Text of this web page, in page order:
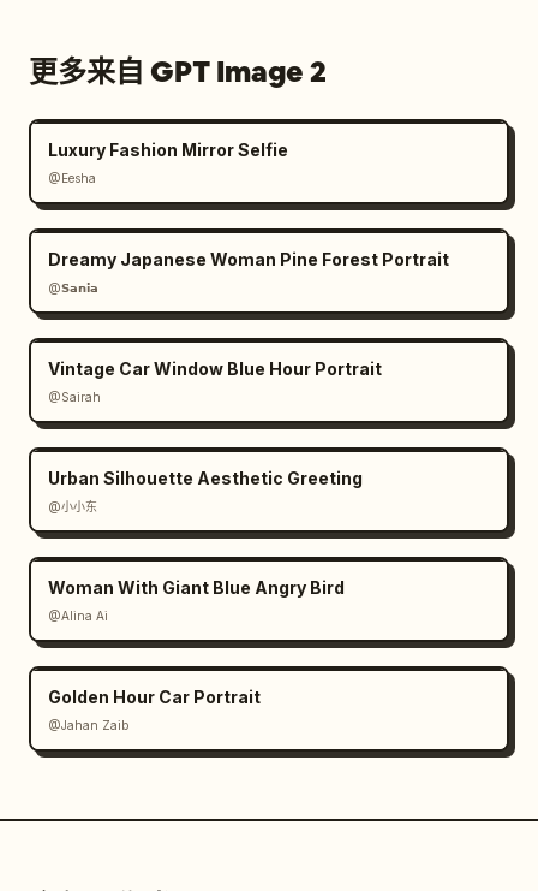
更多来自 GPT Image 2
Luxury Fashion Mirror Selfie
@Eesha
Dreamy Japanese Woman Pine Forest Portrait
@𝗦𝗮𝗻𝗶𝗮
Vintage Car Window Blue Hour Portrait
@Sairah
Urban Silhouette Aesthetic Greeting
@小小东
Woman With Giant Blue Angry Bird
@Alina Ai
Golden Hour Car Portrait
@Jahan Zaib